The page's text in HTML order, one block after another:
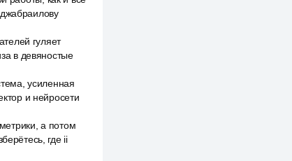
гуляет
в девяностые
усиленная
и нейросети
а потом
где ii